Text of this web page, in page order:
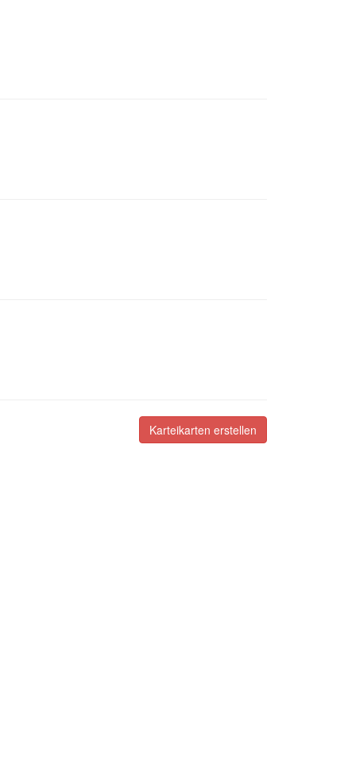
Karteikarten erstellen